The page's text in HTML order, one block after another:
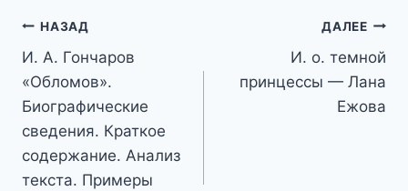
Навигация
по
записям
НАЗАД
И. А. Гончаров
«Обломов».
Биографические
сведения. Краткое
содержание. Анализ
текста. Примеры
ДАЛЕЕ
И. о. темной
принцессы — Лана
Ежова